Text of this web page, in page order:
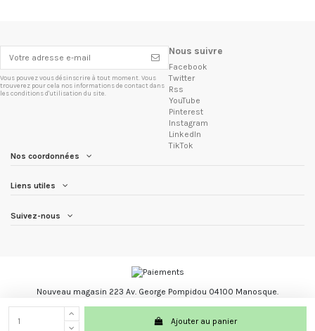
Ajouter au panier
Vous pouvez vous désinscrire à tout moment. Vous
trouverez pour cela nos informations de contact dans
les conditions d'utilisation du site.
Nous suivre
Facebook
Twitter
Rss
YouTube
Pinterest
Instagram
LinkedIn
TikTok
Nos coordonnées
Liens utiles
Suivez-nous
Nouveau magasin 223 Av. George Pompidou 04100 Manosque.
Les Trésors du Brésil marque registré.